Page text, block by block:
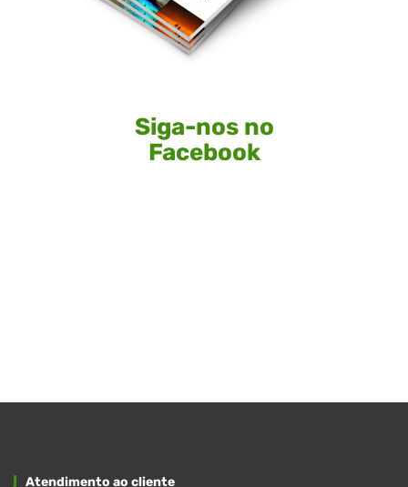
Siga-nos no
Facebook
Atendimento ao cliente